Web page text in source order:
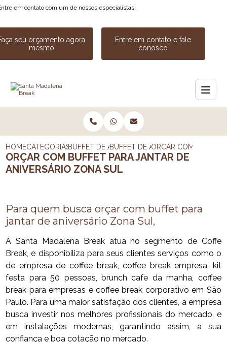
em contato com um de nossos especialistas!
seu orçamento agora
mesmo
Entre em contato e fale
conosco
HOMECATEGORIASBUFFET DE ANIVERSARIOS
BUFFET DE ANIVERSARIO SIMPLES
ORCAR COM BUFFET
ORÇAR COM BUFFET PARA JANTAR DE
ANIVERSÁRIO ZONA SUL
Para quem busca orçar com buffet para
jantar de aniversário Zona Sul,
A Santa Madalena Break atua no segmento de Coffe
Break, e disponibiliza para seus clientes serviços como o
de empresa de coffee break, coffee break empresa, kit
festa para 50 pessoas, brunch cafe da manha, coffee
break para empresas e coffee break corporativo em São
Paulo. Para uma maior satisfação dos clientes, a empresa
busca investir nos melhores profissionais do mercado, e
em instalações modernas, garantindo assim, a sua
confiança e boa cotação no mercado.